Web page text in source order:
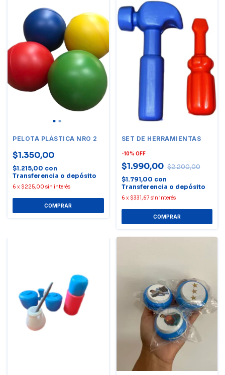
PELOTA PLÁSTICA NRO 2
$1.350,00
$1.215,00 con
Transferencia o depósito
6 x $225,00 sin interés
SET DE HERRAMIENTAS
-10% OFF
$1.990,00 $2.200,00
$1.791,00 con
Transferencia o depósito
6 x $331,67 sin interés